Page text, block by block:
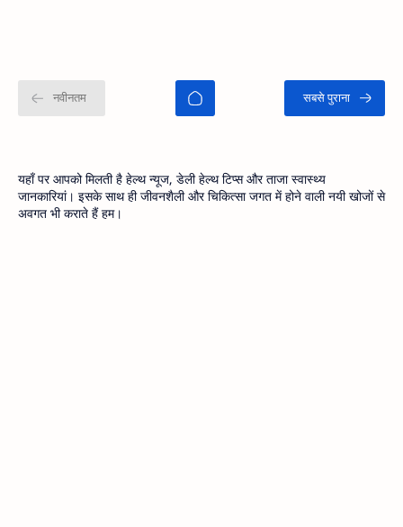
यहाँ पर आपको मिलती है हेल्थ न्यूज, डेली हेल्थ टिप्स और ताजा स्वास्थ्य
जानकारियां। इसके साथ ही जीवनशैली और चिकित्सा जगत में होने वाली नयी खोजों से
अवगत भी कराते हैं हम।